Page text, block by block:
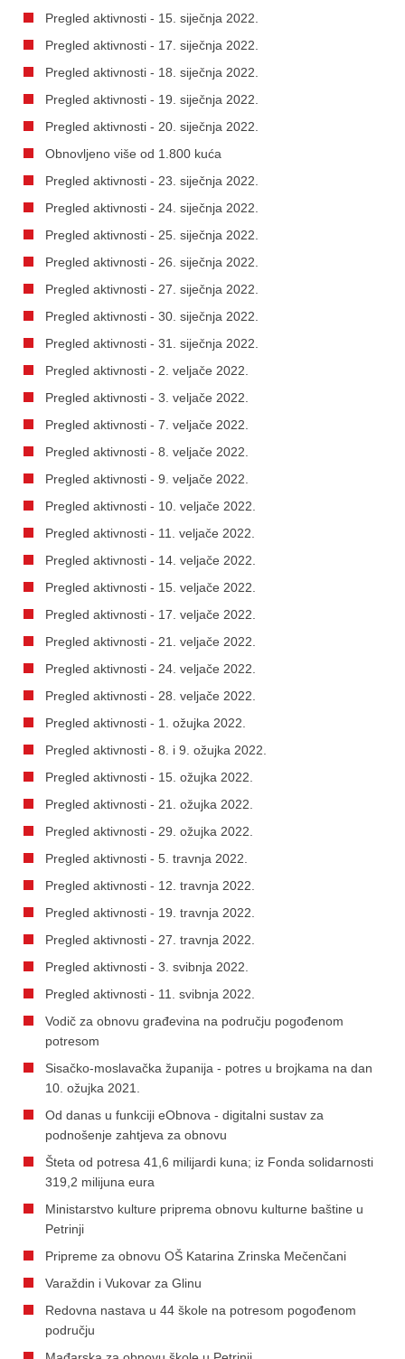
Pregled aktivnosti - 15. siječnja 2022.
Pregled aktivnosti - 17. siječnja 2022.
Pregled aktivnosti - 18. siječnja 2022.
Pregled aktivnosti - 19. siječnja 2022.
Pregled aktivnosti - 20. siječnja 2022.
Obnovljeno više od 1.800 kuća
Pregled aktivnosti - 23. siječnja 2022.
Pregled aktivnosti - 24. siječnja 2022.
Pregled aktivnosti - 25. siječnja 2022.
Pregled aktivnosti - 26. siječnja 2022.
Pregled aktivnosti - 27. siječnja 2022.
Pregled aktivnosti - 30. siječnja 2022.
Pregled aktivnosti - 31. siječnja 2022.
Pregled aktivnosti - 2. veljače 2022.
Pregled aktivnosti - 3. veljače 2022.
Pregled aktivnosti - 7. veljače 2022.
Pregled aktivnosti - 8. veljače 2022.
Pregled aktivnosti - 9. veljače 2022.
Pregled aktivnosti - 10. veljače 2022.
Pregled aktivnosti - 11. veljače 2022.
Pregled aktivnosti - 14. veljače 2022.
Pregled aktivnosti - 15. veljače 2022.
Pregled aktivnosti - 17. veljače 2022.
Pregled aktivnosti - 21. veljače 2022.
Pregled aktivnosti - 24. veljače 2022.
Pregled aktivnosti - 28. veljače 2022.
Pregled aktivnosti - 1. ožujka 2022.
Pregled aktivnosti - 8. i 9. ožujka 2022.
Pregled aktivnosti - 15. ožujka 2022.
Pregled aktivnosti - 21. ožujka 2022.
Pregled aktivnosti - 29. ožujka 2022.
Pregled aktivnosti - 5. travnja 2022.
Pregled aktivnosti - 12. travnja 2022.
Pregled aktivnosti - 19. travnja 2022.
Pregled aktivnosti - 27. travnja 2022.
Pregled aktivnosti - 3. svibnja 2022.
Pregled aktivnosti - 11. svibnja 2022.
Vodič za obnovu građevina na području pogođenom
potresom
Sisačko-moslavačka županija - potres u brojkama na dan
10. ožujka 2021.
Od danas u funkciji eObnova - digitalni sustav za
podnošenje zahtjeva za obnovu
Šteta od potresa 41,6 milijardi kuna; iz Fonda solidarnosti
319,2 milijuna eura
Ministarstvo kulture priprema obnovu kulturne baštine u
Petrinji
Pripreme za obnovu OŠ Katarina Zrinska Mečenčani
Varaždin i Vukovar za Glinu
Redovna nastava u 44 škole na potresom pogođenom
području